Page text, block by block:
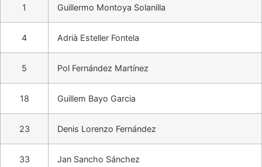
1 Guillermo Montoya Solanilla
4 Adrià Esteller Fontela
5 Pol Fernández Martínez
18 Guillem Bayo Garcia
23 Denis Lorenzo Fernández
33 Jan Sancho Sánchez